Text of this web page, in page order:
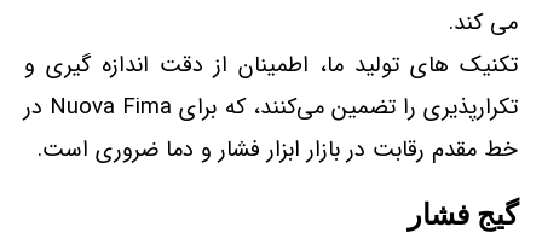
می کند.
تکنیک‌ های تولید ما، اطمینان از دقت اندازه‌ گیری و
تکرارپذیری را تضمین می‌کنند، که برای Nuova Fima در
خط مقدم رقابت در بازار ابزار فشار و دما ضروری است.
گیج فشار